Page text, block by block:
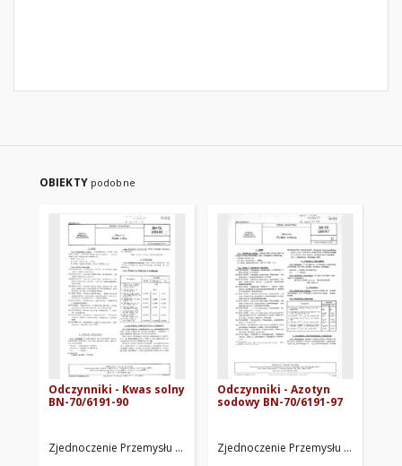
OBIEKTY podobne
Odczynniki - Kwas solny
BN-70/6191-90
Zjednoczenie Przemysłu Azotowego. Oprac.
Odczynniki - Azotyn
sodowy BN-70/6191-97
Zjednoczenie Przemysłu